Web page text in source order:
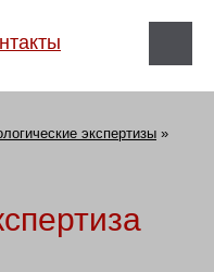
экспертизы »